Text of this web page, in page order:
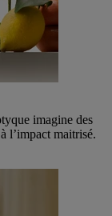
imagine des
l’impact maitrisé.